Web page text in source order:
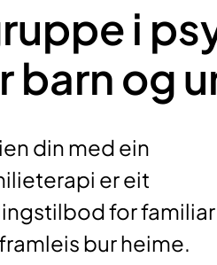
i
barn og
din med ein
er eit
for
bur heime.